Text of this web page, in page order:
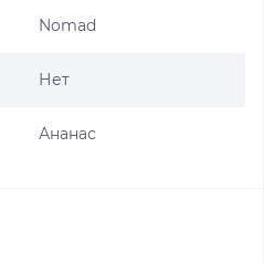
Nomad
Нет
Ананас